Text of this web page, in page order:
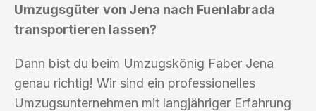
Umzugsgüter von Jena nach Fuenlabrada
transportieren lassen?
Dann bist du beim Umzugskönig Faber Jena
genau richtig! Wir sind ein professionelles
Umzugsunternehmen mit langjähriger Erfahrung